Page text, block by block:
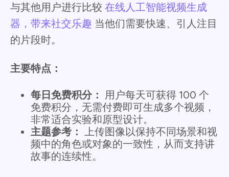
与其他用户进行比较 在线人工智能视频生成
器，带来社交乐趣 当他们需要快速、引人注目
的片段时。
主要特点：
每日免费积分：
用户每天可获得 100 个
免费积分，无需付费即可生成多个视频，
非常适合实验和原型设计。
主题参考：
上传图像以保持不同场景和视
频中的角色或对象的一致性，从而支持讲
故事的连续性。